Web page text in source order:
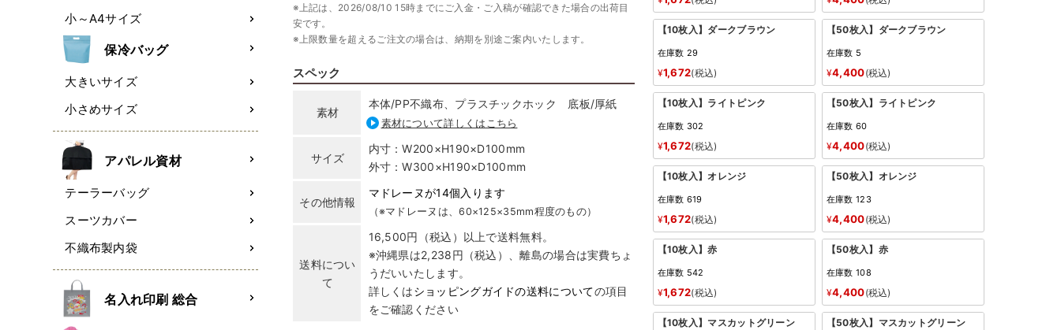
小～A4サイズ
保冷バッグ
大きいサイズ
小さめサイズ
アパレル資材
テーラーバッグ
スーツカバー
不織布製内袋
名入れ印刷 総合
※上記は、2026/08/10 15時までにご入金・ご入稿が確認できた場合の出荷目
安です。
※上限数量を超えるご注文の場合は、納期を別途ご案内いたします。
スペック
素材
本体/PP不織布、プラスチックホック 底板/厚紙
素材について詳しくはこちら
サイズ
内寸：W200×H190×D100mm
外寸：W300×H190×D100mm
その他情報
マドレーヌが14個入ります
（※マドレーヌは、60×125×35mm程度のもの）
送料につい
て
16,500円（税込）以上で送料無料。
※沖縄県は2,238円（税込）、離島の場合は実費ちょ
うだいいたします。
詳しくはショッピングガイドの送料についての項目
をご確認ください
【10枚入】ダークブラウン
在庫数 29
¥1,672 税込
【50枚入】ダークブラウン
在庫数 5
¥4,400 税込
【10枚入】ライトピンク
在庫数 302
¥1,672 税込
【50枚入】ライトピンク
在庫数 60
¥4,400 税込
【10枚入】オレンジ
在庫数 619
¥1,672 税込
【50枚入】オレンジ
在庫数 123
¥4,400 税込
【10枚入】赤
在庫数 542
¥1,672 税込
【50枚入】赤
在庫数 108
¥4,400 税込
【10枚入】マスカットグリーン 【50枚入】マスカットグリーン